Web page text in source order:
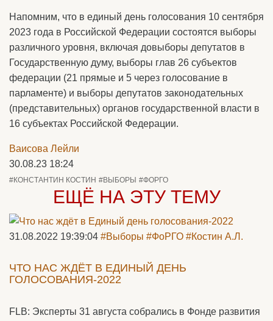
Напомним, что в единый день голосования 10 сентября
2023 года в Российской Федерации состоятся выборы
различного уровня, включая довыборы депутатов в
Государственную думу, выборы глав 26 субъектов
федерации (21 прямые и 5 через голосование в
парламенте) и выборы депутатов законодательных
(представительных) органов государственной власти в
16 субъектах Российской Федерации.
Ваисова Лейли
30.08.23 18:24
#КОНСТАНТИН КОСТИН #ВЫБОРЫ #ФОРГО
ЕЩЁ НА ЭТУ ТЕМУ
31.08.2022 19:39:04 #Выборы #ФоРГО #Костин А.Л.
ЧТО НАС ЖДЁТ В ЕДИНЫЙ ДЕНЬ
ГОЛОСОВАНИЯ-2022
FLB: Эксперты 31 августа собрались в Фонде развития